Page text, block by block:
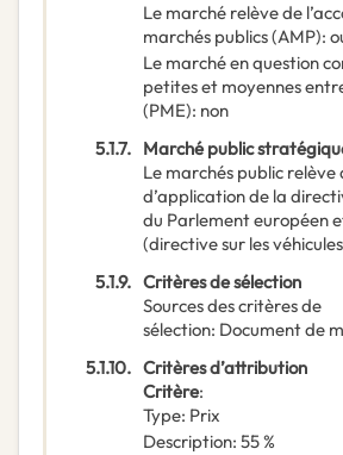
Le marché relève de
marchés publics (AMP):
Le marché en question
petites et moyennes
(PME): non
5.1.7. Marché public
Le marchés public relève
d’application de la
du Parlement européen
(directive sur les
5.1.9. Critères de sélection
Sources des critères de
sélection: Document de
5.1.10. Critères d’attribution
Critère:
Type: Prix
Description: 55 %